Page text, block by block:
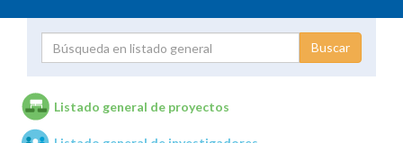
Listado general de proyectos